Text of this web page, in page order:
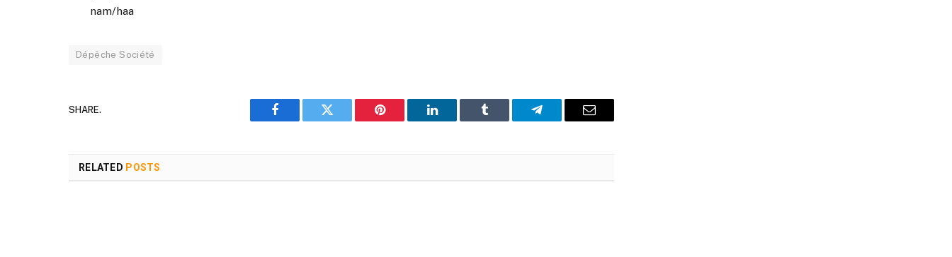
nam/haa
Dépêche Société
SHARE.
Facebook Twitter Pinterest LinkedIn Tumblr Telegram Email
RELATED POSTS